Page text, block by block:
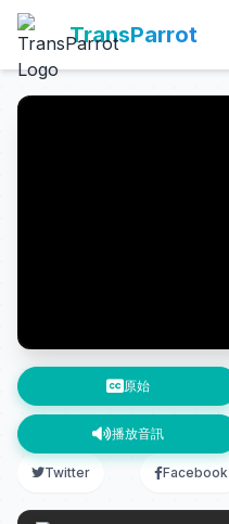
TransParrot
原始
播放音訊
Twitter Facebook